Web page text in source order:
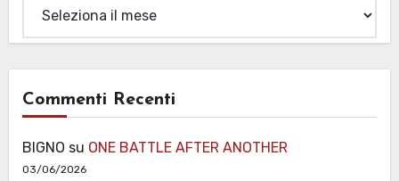
Commenti Recenti
BIGNO su ONE BATTLE AFTER ANOTHER
03/06/2026